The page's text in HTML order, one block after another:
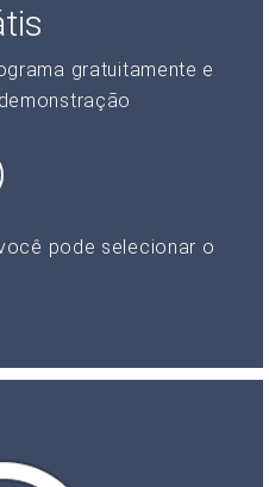
gratuitamente e
pode selecionar o